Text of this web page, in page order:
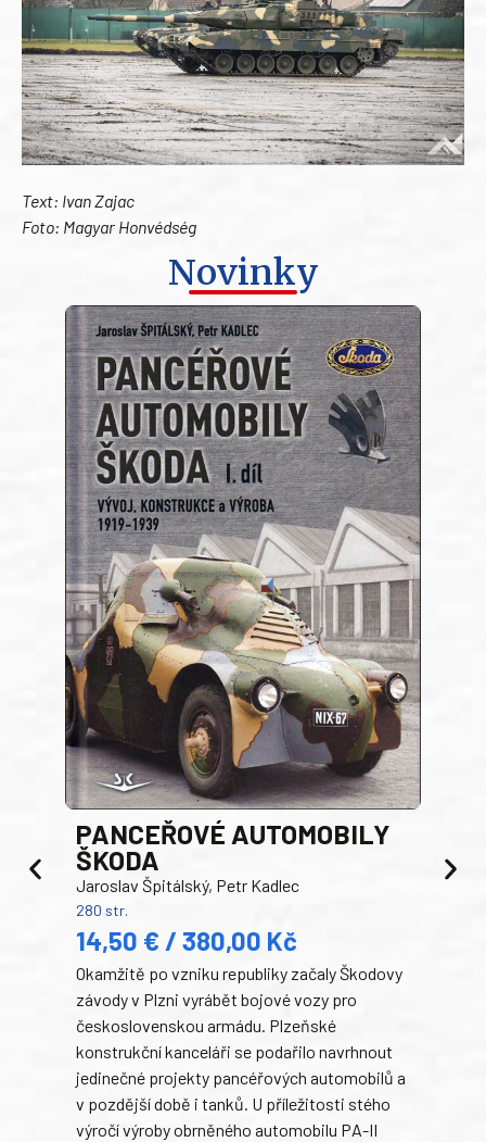
Text: Ivan Zajac
Foto: Magyar Honvédség
Novinky
PANCEŘOVÉ AUTOMOBILY
ŠKODA
Jaroslav Špitálský, Petr Kadlec
280 str.
14,50 € / 380,00 Kč
Okamžitě po vzniku republiky začaly Škodovy
závody v Plzni vyrábět bojové vozy pro
československou armádu. Plzeňské
konstrukční kanceláři se podařilo navrhnout
jedinečné projekty pancéřových automobilů a
v pozdější době i tanků. U příležitosti stého
výročí výroby obrněného automobilu PA-II